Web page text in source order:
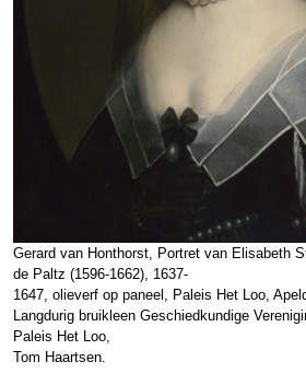
Gerard van Honthorst, Portret van Elisabeth
de Paltz (1596-1662), 1637-
1647, olieverf op paneel, Paleis Het Loo,
Langdurig bruikleen Geschiedkundige
Paleis Het Loo,
Tom Haartsen.